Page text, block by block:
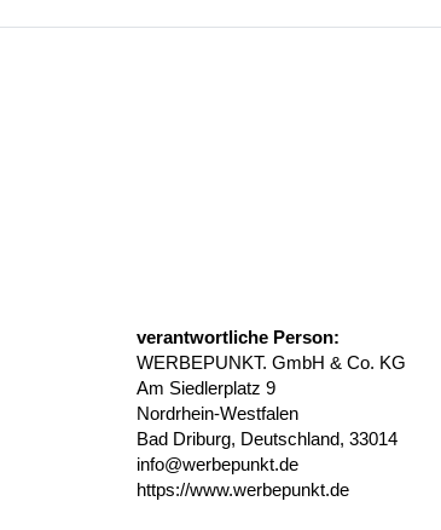
verantwortliche Person:
WERBEPUNKT. GmbH & Co. KG
Am Siedlerplatz 9
Nordrhein-Westfalen
Bad Driburg, Deutschland, 33014
info@werbepunkt.de
https://www.werbepunkt.de